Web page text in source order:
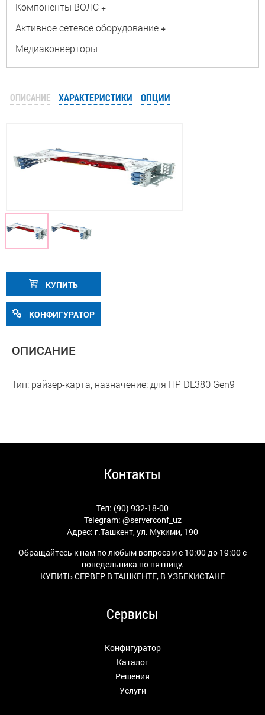
Компоненты ВОЛС +
Активное сетевое оборудование +
Медиаконверторы
ОПИСАНИЕ ХАРАКТЕРИСТИКИ ОПЦИИ
КУПИТЬ
КОНФИГУРАТОР
ОПИСАНИЕ
Тип: райзер-карта, назначение: для HP DL380 Gen9
Контакты
Тел: (90) 932-18-00
Telegram: @serverconf_uz
Адрес: г.Ташкент, ул. Мукими, 190
Обращайтесь к нам по любым вопросам с 10:00 до 19:00 с
понедельника по пятницу.
КУПИТЬ СЕРВЕР В ТАШКЕНТЕ, В УЗБЕКИСТАНЕ
Сервисы
Конфигуратор
Каталог
Решения
Услуги